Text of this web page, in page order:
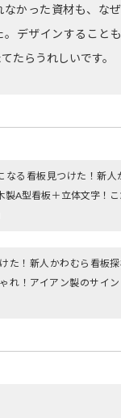
なかった資材も、な
。デザインすること
たらうれしいです。
なる看板見つけた！新人
製A型看板＋立体文字！
た！新人かわむら看板
れ！アイアン製のサイ